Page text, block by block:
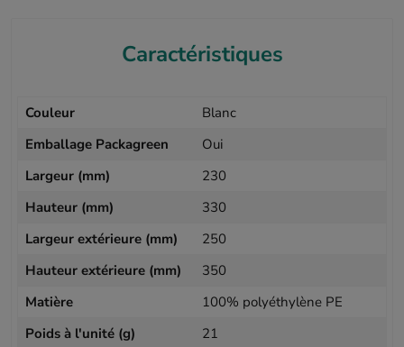
Caractéristiques
Couleur
Blanc
Emballage Packagreen
Oui
Largeur (mm)
230
Hauteur (mm)
330
Largeur extérieure (mm)
250
Hauteur extérieure (mm)
350
Matière
100% polyéthylène PE
Poids à l'unité (g)
21